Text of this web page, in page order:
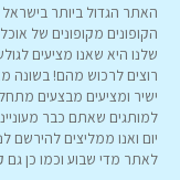
האתר הגדול ביותר בישראל
הקופונים מקופונים של
שלנו היא שאנו מציעים
רוצים לרכוש מהם! בשונה
ישיר ומציעים מבצעים
למותגים שאתם כבר
יום ואנו ממליצים להירשם
לאתר מדי שבוע וכמו כן גם